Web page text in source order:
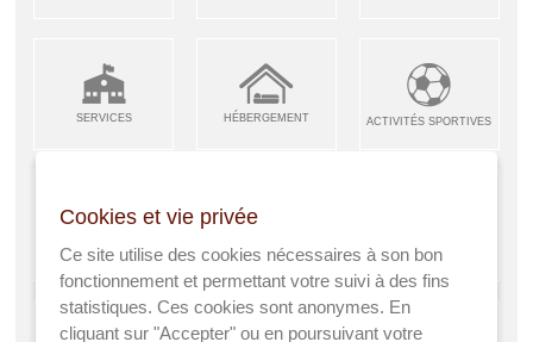
SERVICES HÉBERGEMENT ACTIVITÉS SPORTIVES
ARTISANS &
INDUSTRIES
RESTAURANTS CAFÉS ENFANCE JEUNESSE
Cookies et vie privée
Ce site utilise des cookies nécessaires à son bon
fonctionnement et permettant votre suivi à des fins
statistiques. Ces cookies sont anonymes. En
cliquant sur "Accepter" ou en poursuivant votre